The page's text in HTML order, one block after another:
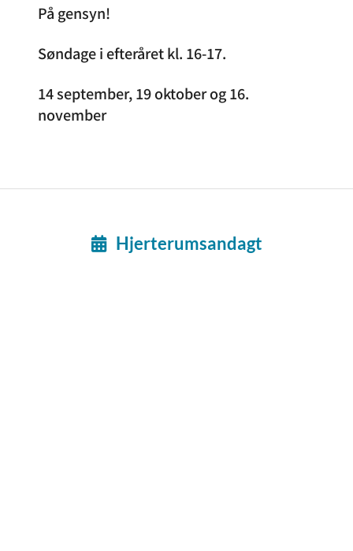
På gensyn!
Søndage i efteråret kl. 16-17.
14 september, 19 oktober og 16.
november
Hjerterumsandagt